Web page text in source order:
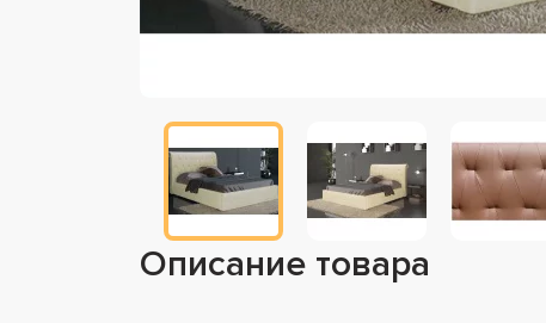
Описание товара